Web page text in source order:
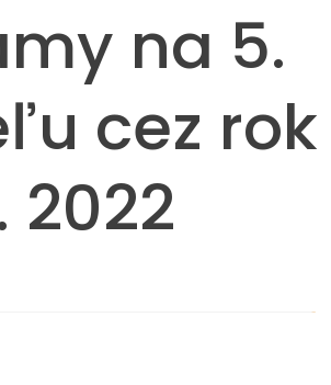
na 5.
cez rok
2022